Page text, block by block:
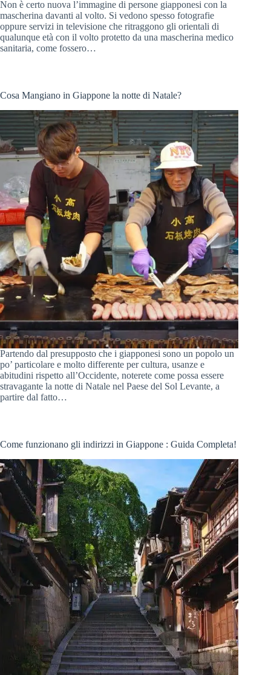
Non è certo nuova l’immagine di persone giapponesi con la
mascherina davanti al volto. Si vedono spesso fotografie
oppure servizi in televisione che ritraggono gli orientali di
qualunque età con il volto protetto da una mascherina medico
sanitaria, come fossero…
Cosa Mangiano in Giappone la notte di Natale?
Partendo dal presupposto che i giapponesi sono un popolo un
po’ particolare e molto differente per cultura, usanze e
abitudini rispetto all’Occidente, noterete come possa essere
stravagante la notte di Natale nel Paese del Sol Levante, a
partire dal fatto…
Come funzionano gli indirizzi in Giappone : Guida Completa!